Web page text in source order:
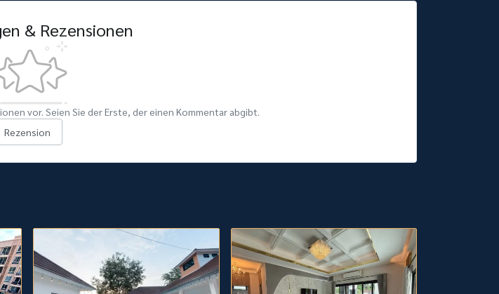
& Rezensionen
vor. Seien Sie der Erste, der einen Kommentar abgibt.
Rezension